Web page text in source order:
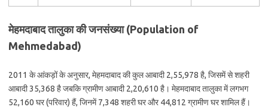
मेहमदाबाद तालुका की जनसंख्या (Population of
Mehmedabad)
2011 के आंकड़ों के अनुसार, मेहमदाबाद की कुल आबादी 2,55,978 है, जिसमें से शहरी
आबादी 35,368 है जबकि ग्रामीण आबादी 2,20,610 है। मेहमदाबाद तालुका में लगभग
52,160 घर (परिवार) हैं, जिनमें 7,348 शहरी घर और 44,812 ग्रामीण घर शामिल हैं।